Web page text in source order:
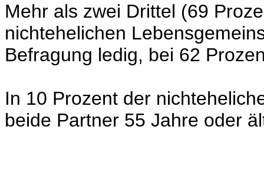
Mehr als zwei Drittel (69
nichtehelichen
Befragung ledig, bei 62
In 10 Prozent der
beide Partner 55 Jahre oder